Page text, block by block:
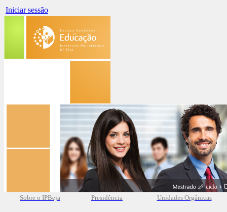
Iniciar sessão
Sobre o IPBeja Presidência Unidades Orgânicas